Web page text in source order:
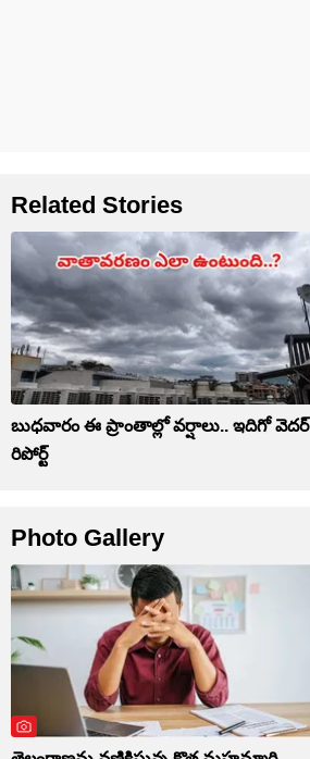
Related Stories
బుధవారం ఈ ప్రాంతాల్లో వర్షాలు.. ఇదిగో వెదర్
రిపోర్ట్
Photo Gallery